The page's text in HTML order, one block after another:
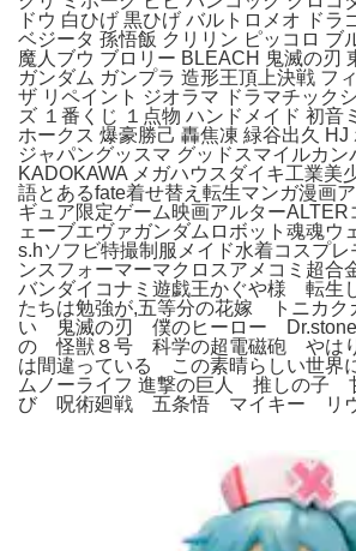
ドウ 白ひげ 黒ひげ バルトロメオ ドラ
ベジータ 孫悟飯 クリリン ピッコロ ブ
魔人ブウ ブロリー BLEACH 鬼滅の刃
ガンダム ガンプラ 造形王頂上決戦 フ
ザ リペイント ジオラマ ドラマチック
ズ １番くじ １点物 ハンドメイド 初音
ホークス 爆豪勝己 轟焦凍 緑谷出久 HJ
ジャパングッスマ グッドスマイルカン
KADOKAWA メガハウスダイキ工業美
語とあるfate着せ替え転生マンガ漫画
ギュア限定ゲーム映画アルターALTER
ェーブエヴァガンダムロボット魂魂ウ
s.hソフビ特撮制服メイド水着コスプレ
ンスフォーマーマクロスアメコミ超合
バンダイコナミ遊戯王かぐや様 転生
たちは勉強が,五等分の花嫁 トニカ
い 鬼滅の刃 僕のヒーロー
の 怪獣８号 科学の超電磁砲 やはり
は間違っている この素晴らしい世界
ムノーライフ 進撃の巨人 推しの子
び 呪術廻戦 五条悟 マイキー リ